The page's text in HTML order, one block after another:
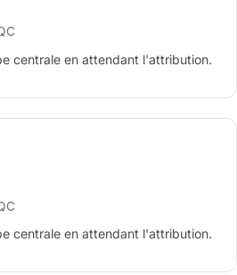
centrale en attendant l'attribution.
centrale en attendant l'attribution.